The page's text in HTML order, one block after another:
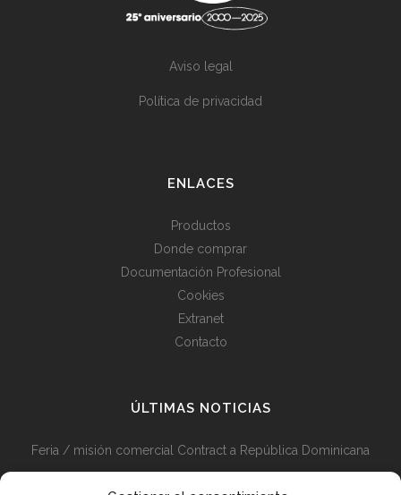
Aviso legal
Política de privacidad
ENLACES
Productos
Donde comprar
Documentación Profesional
Cookies
Extranet
Contacto
ÚLTIMAS NOTICIAS
Feria / misión comercial Contract a República Dominicana
Misión comercial Contract Perú y Colombia + Visita Feria